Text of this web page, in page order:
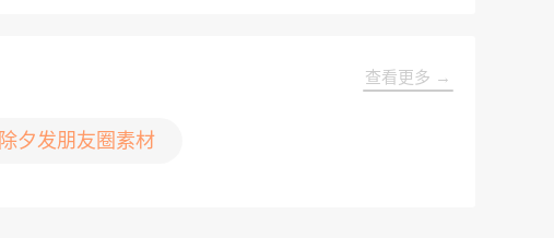
查看更多 →
除夕发朋友圈素材